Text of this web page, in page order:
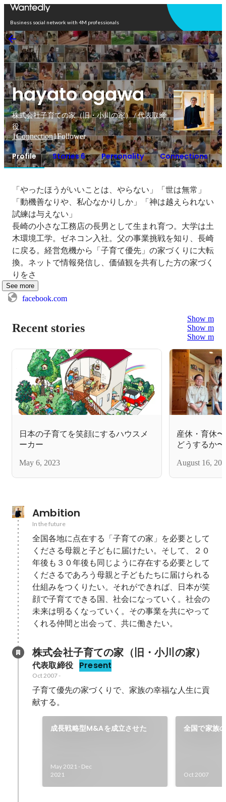
Business social network with 4M professionals
hayato ogawa
株式会社子育ての家（旧・小川の家） / 代表取締
役
1Connection1Follower
Profile Stories 6 Personality Connections
「やったほうがいいことは、やらない」「世は無常」
「動機善なりや、私心なかりしか」「神は越えられない
試練は与えない」
長崎の小さな工務店の長男として生まれ育つ。大学は土
木環境工学。ゼネコン入社。父の事業挑戦を知り、長崎
に戻る。経営危機から「子育て優先」の家づくりに大転
換。ネットで情報発信し、価値観を共有した方の家づく
りをさ
See more
facebook.com
Recent stories
Show more
Show more
Show more
日本の子育てを笑顔にするハウスメ
ーカー
May 6, 2023
産休・育休
どうするか〜
August 16,
Ambition
In the future
全国各地に点在する「子育ての家」を必要として
くださる母親と子どもに届けたい。そして、２０
年後も３０年後も同じように存在する必要として
くださるであろう母親と子どもたちに届けられる
仕組みをつくりたい。それができれば、日本が笑
顔で子育てできる国、社会になっていく。社会の
未来は明るくなっていく。その事業を共にやって
くれる仲間と出会って、共に働きたい。
株式会社子育ての家（旧・小川の家）
代表取締役 Present
Oct 2007-
子育て優先の家づくりで、家族の幸福な人生に貢
献する。
成長戦略型M&Aを成立させた
May 2021 - Dec
2021
全国で家族
Oct 2007